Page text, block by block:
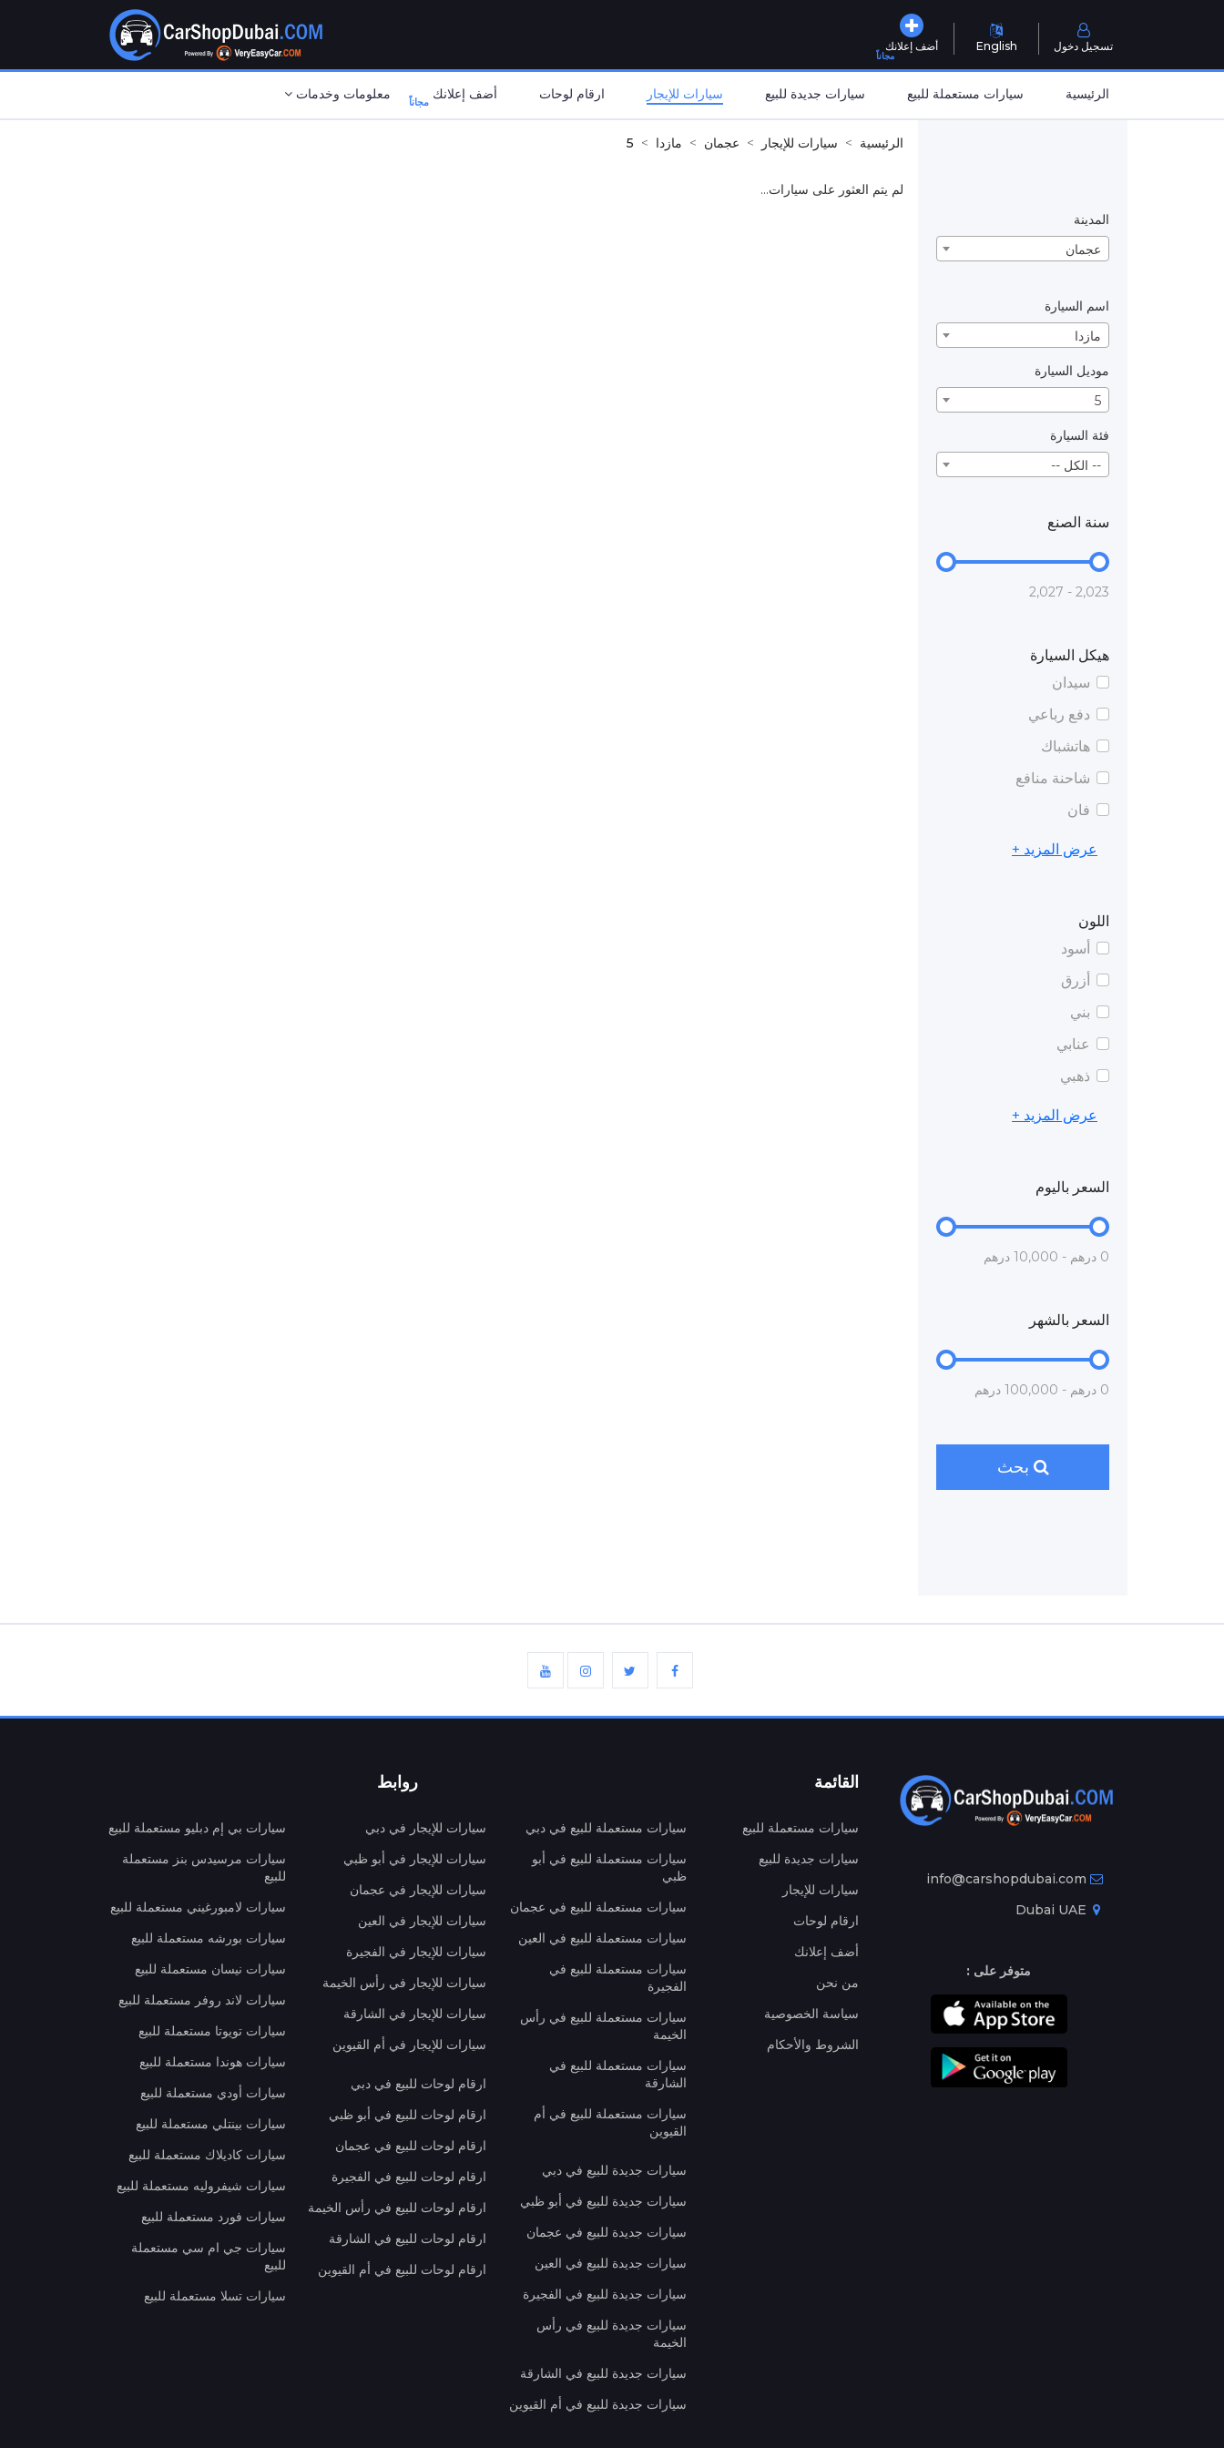
أضف إعلانك
مجاناً
English تسجيل دخول
الرئيسية سيارات مستعملة للبيع سيارات جديدة للبيع سيارات للإيجار ارقام لوحات أضف إعلانك مجاناً معلومات وخدمات
المدينة
عجمان
اسم السيارة
مازدا
موديل السيارة
5
فئة السيارة
-- الكل --
سنة الصنع
2,023 - 2,027
هيكل السيارة
سيدان
دفع رباعي
هاتشباك
شاحنة منافع
فان
عرض المزيد +
اللون
أسود
أزرق
بني
عنابي
ذهبي
عرض المزيد +
السعر باليوم
0 درهم - 10,000 درهم
السعر بالشهر
0 درهم - 100,000 درهم
بحث
الرئيسية سيارات للإيجار عجمان مازدا 5
لم يتم العثور على سيارات...
info@carshopdubai.com
متوفر على :
القائمة
سيارات مستعملة للبيع
سيارات جديدة للبيع
سيارات للإيجار
ارقام لوحات
أضف إعلانك
من نحن
سياسة الخصوصية
الشروط والأحكام
روابط
سيارات مستعملة للبيع في دبي
سيارات مستعملة للبيع في أبو
ظبي
سيارات مستعملة للبيع في عجمان
سيارات مستعملة للبيع في العين
سيارات مستعملة للبيع في
الفجيرة
سيارات مستعملة للبيع في رأس
الخيمة
سيارات مستعملة للبيع في
الشارقة
سيارات مستعملة للبيع في أم
القيوين
سيارات جديدة للبيع في دبي
سيارات جديدة للبيع في أبو ظبي
سيارات جديدة للبيع في عجمان
سيارات جديدة للبيع في العين
سيارات جديدة للبيع في الفجيرة
سيارات جديدة للبيع في رأس
الخيمة
سيارات جديدة للبيع في الشارقة
سيارات جديدة للبيع في أم القيوين
سيارات للإيجار في دبي
سيارات للإيجار في أبو ظبي
سيارات للإيجار في عجمان
سيارات للإيجار في العين
سيارات للإيجار في الفجيرة
سيارات للإيجار في رأس الخيمة
سيارات للإيجار في الشارقة
سيارات للإيجار في أم القيوين
ارقام لوحات للبيع في دبي
ارقام لوحات للبيع في أبو ظبي
ارقام لوحات للبيع في عجمان
ارقام لوحات للبيع في الفجيرة
ارقام لوحات للبيع في رأس الخيمة
ارقام لوحات للبيع في الشارقة
ارقام لوحات للبيع في أم القيوين
سيارات بي إم دبليو مستعملة للبيع
سيارات مرسيدس بنز مستعملة
للبيع
سيارات لامبورغيني مستعملة للبيع
سيارات بورشه مستعملة للبيع
سيارات نيسان مستعملة للبيع
سيارات لاند روفر مستعملة للبيع
سيارات تويوتا مستعملة للبيع
سيارات هوندا مستعملة للبيع
سيارات أودي مستعملة للبيع
سيارات بينتلي مستعملة للبيع
سيارات كاديلاك مستعملة للبيع
سيارات شيفروليه مستعملة للبيع
سيارات فورد مستعملة للبيع
سيارات جي ام سي مستعملة
للبيع
سيارات تسلا مستعملة للبيع